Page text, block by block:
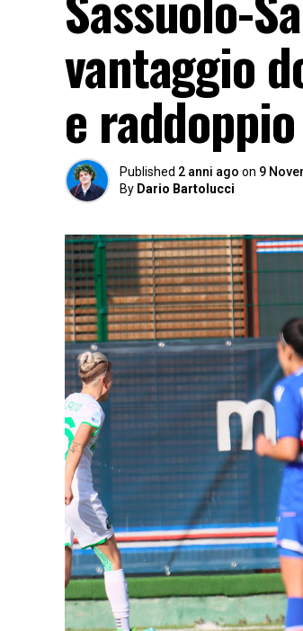
vantaggio
e
Published 2 anni ago on 9
By Dario Bartolucci